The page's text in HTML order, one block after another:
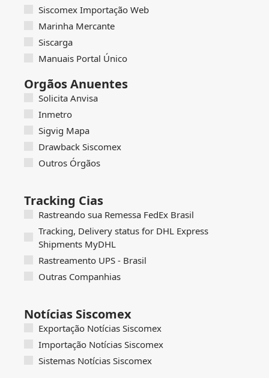
Siscomex Importação Web
Marinha Mercante
Siscarga
Manuais Portal Único
Orgãos Anuentes
Solicita Anvisa
Inmetro
Sigvig Mapa
Drawback Siscomex
Outros Órgãos
Tracking Cias
Rastreando sua Remessa FedEx Brasil
Tracking, Delivery status for DHL Express
Shipments MyDHL
Rastreamento UPS - Brasil
Outras Companhias
Notícias Siscomex
Exportação Notícias Siscomex
Importação Notícias Siscomex
Sistemas Notícias Siscomex